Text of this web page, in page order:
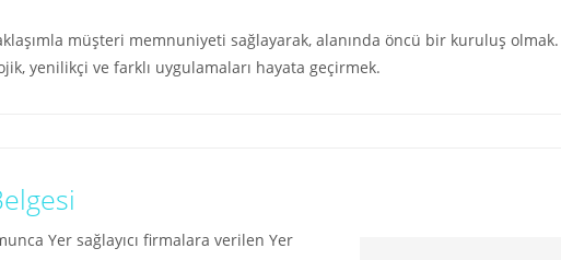
müşteri memnuniyeti sağlayarak, alanında öncü bir kuruluş
yenilikçi ve farklı uygulamaları hayata geçirmek.
Yer sağlayıcı firmalara verilen Yer